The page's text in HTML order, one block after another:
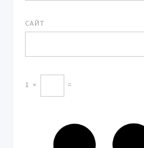
САЙТ
1 × =